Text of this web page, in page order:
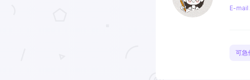
E-mail
可急